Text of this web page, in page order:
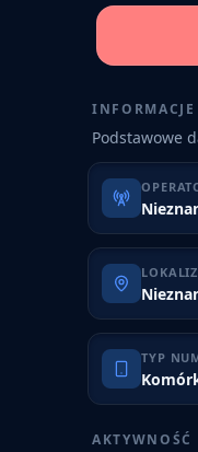
Podstawowe
TYP
AKTYWNOŚĆ